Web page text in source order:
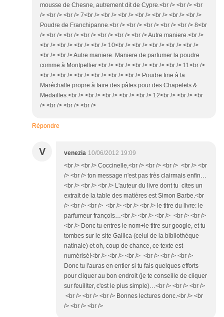
mousse de Chesne, autrement dit de Cypre.<br /> <br /> <br
/> <br /> <br /> 7<br /> <br /> <br /> <br /> <br /> <br /> <br />
Poudre de Franchipanne.<br /> <br /> <br /> <br /> <br /> 8<br
/> <br /> <br /> <br /> <br /> <br /> <br /> Autre maniere.<br />
<br /> <br /> <br /> <br /> 10<br /> <br /> <br /> <br /> <br />
<br /> <br /> Autre maniere. Maniere de parfumer la poudre
comme à Montpellier.<br /> <br /> <br /> <br /> <br /> 11<br />
<br /> <br /> <br /> <br /> <br /> <br /> Poudre fine à la
Maréchalle propre à faire des pâtes pour des Chapelets &
Medailles.<br /> <br /> <br /> <br /> <br /> 12<br /> <br /> <br
/> <br /> <br /> <br />
Répondre
V venezia 10/06/2012 19:09
<br /> <br /> Coccinelle,<br /> <br /> <br /> <br /> <br
/> <br /> ton message n'est pas très clairmais enfin…
<br /> <br /> <br /> L'auteur du livre dont tu cites un
extrait de la table des matières est Simon Barbe.<br
/> <br /> <br /> <br /> <br /> <br /> le titre du livre: le
parfumeur françois…<br /> <br /> <br /> <br /> <br />
<br /> Donc tu entres le nom+le titre sur google, et tu
tombes sur le site Gallica (celui de la bibliothèque
natinale) et oh, coup de chance, ce texte est
numérisé!<br /> <br /> <br /> <br /> <br /> <br />
Donc tu l'auras en entier si tu fais quelques efforts
pour cliquer au bon endroit (je te conseille de cliquer
sur feuillter, c'est le plus simple)…<br /> <br /> <br />
<br /> <br /> <br /> Bonnes lectures donc.<br /> <br
/> <br /> <br />